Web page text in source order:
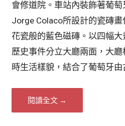
會修道院。車站內裝飾著葡
Jorge Colaco所設計的瓷磚
花瓷般的藍色磁磚。以四幅
歷史事件分立大廳兩面，大
時生活樣貌，結合了葡萄牙由
閱讀全文 →